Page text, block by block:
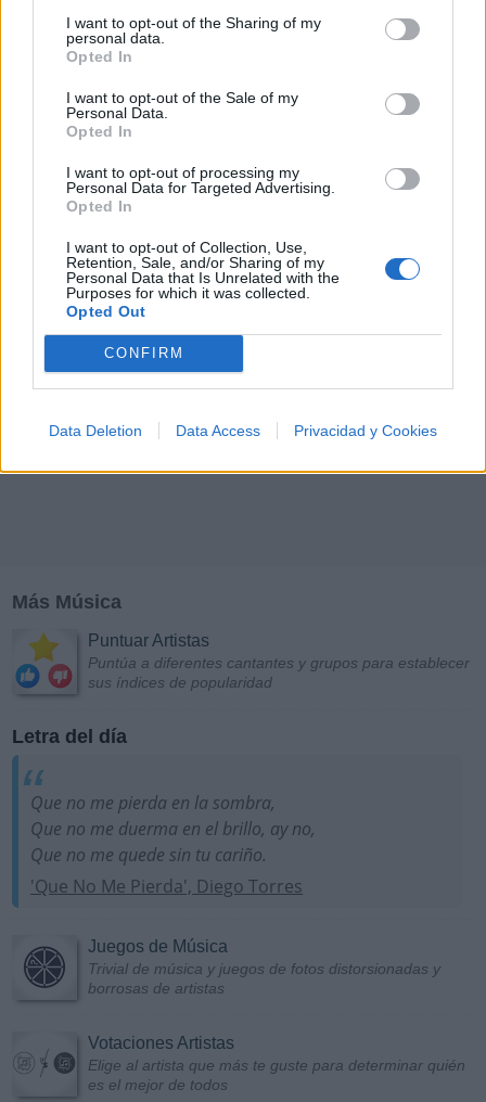
I want to opt-out of the Sharing of my
personal data.
Opted In
I want to opt-out of the Sale of my
Personal Data.
Opted In
I want to opt-out of processing my
Personal Data for Targeted Advertising.
Opted In
I want to opt-out of Collection, Use,
Retention, Sale, and/or Sharing of my
Personal Data that Is Unrelated with the
Purposes for which it was collected.
Opted Out
CONFIRM
Data Deletion Data Access Privacidad y Cookies
B C D H K
Z #
Más Música
Puntuar Artistas
Puntúa a diferentes cantantes y grupos para establecer
sus índices de popularidad
Letra del día
Que no me pierda en la sombra,
Que no me duerma en el brillo, ay no,
Que no me quede sin tu cariño.
'Que No Me Pierda', Diego Torres
Juegos de Música
Trivial de música y juegos de fotos distorsionadas y
borrosas de artistas
Votaciones Artistas
Elige al artista que más te guste para determinar quién
es el mejor de todos